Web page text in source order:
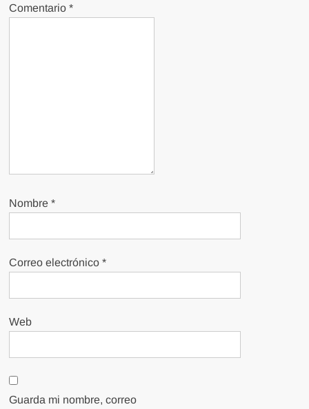
Comentario*
Nombre*
Correo electrónico*
Web
Guarda mi nombre, correo